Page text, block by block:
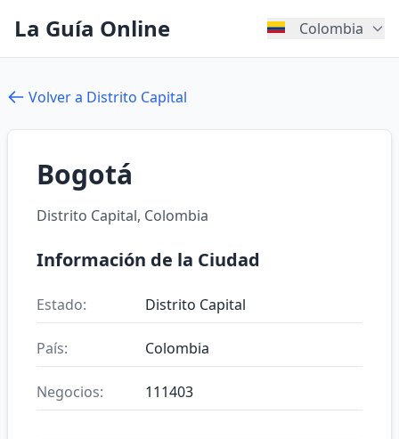
La Guía Online Colombia
Volver a Distrito Capital
Bogotá
Distrito Capital, Colombia
Información de la Ciudad
Estado: Distrito Capital
País: Colombia
Negocios: 111403